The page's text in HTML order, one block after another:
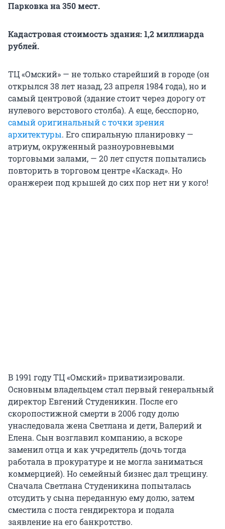
Парковка на 350 мест.
Кадастровая стоимость здания: 1,2 миллиарда
рублей.
ТЦ «Омский» — не только старейший в городе (он
открылся 38 лет назад, 23 апреля 1984 года), но и
самый центровой (здание стоит через дорогу от
нулевого верстового столба). А еще, бесспорно,
самый оригинальный с точки зрения
архитектуры. Его спиральную планировку —
атриум, окруженный разноуровневыми
торговыми залами, — 20 лет спустя попытались
повторить в торговом центре «Каскад». Но
оранжереи под крышей до сих пор нет ни у кого!
В 1991 году ТЦ «Омский» приватизировали.
Основным владельцем стал первый генеральный
директор Евгений Студеникин. После его
скоропостижной смерти в 2006 году долю
унаследовала жена Светлана и дети, Валерий и
Елена. Сын возглавил компанию, а вскоре
заменил отца и как учредитель (дочь тогда
работала в прокуратуре и не могла заниматься
коммерцией). Но семейный бизнес дал трещину.
Сначала Светлана Студеникина попыталась
отсудить у сына переданную ему долю, затем
сместила с поста гендиректора и подала
заявление на его банкротство.